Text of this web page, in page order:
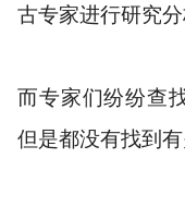
古专家进行研究分
而专家们纷纷查
但是都没有找到